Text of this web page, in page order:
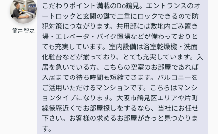
筒井 智之
こだわりポイント満載のDo鶴見。エントランスのオ
ートロックと玄関の鍵で二重にロックできるので防
犯対策につながります。共用部には敷地内ごみ置き
場・エレベータ・バイク置場などが備わっておりと
ても充実しています。室内設備は浴室乾燥機・洗面
化粧台などが揃っており、とても充実しています。入
居を急いでいる方、こちらの空室のお部屋であれば
入居までの待ち時間も短縮できます。バルコニーを
ご活用いただけるマンションです。こちらはマンシ
ョンタイプになります。大阪市鶴見区エリアや片町
線徳庵近くでお部屋探しをするなら、当社にお任せ
下さい。お客様の求めるお部屋がきっと見つかりま
す。